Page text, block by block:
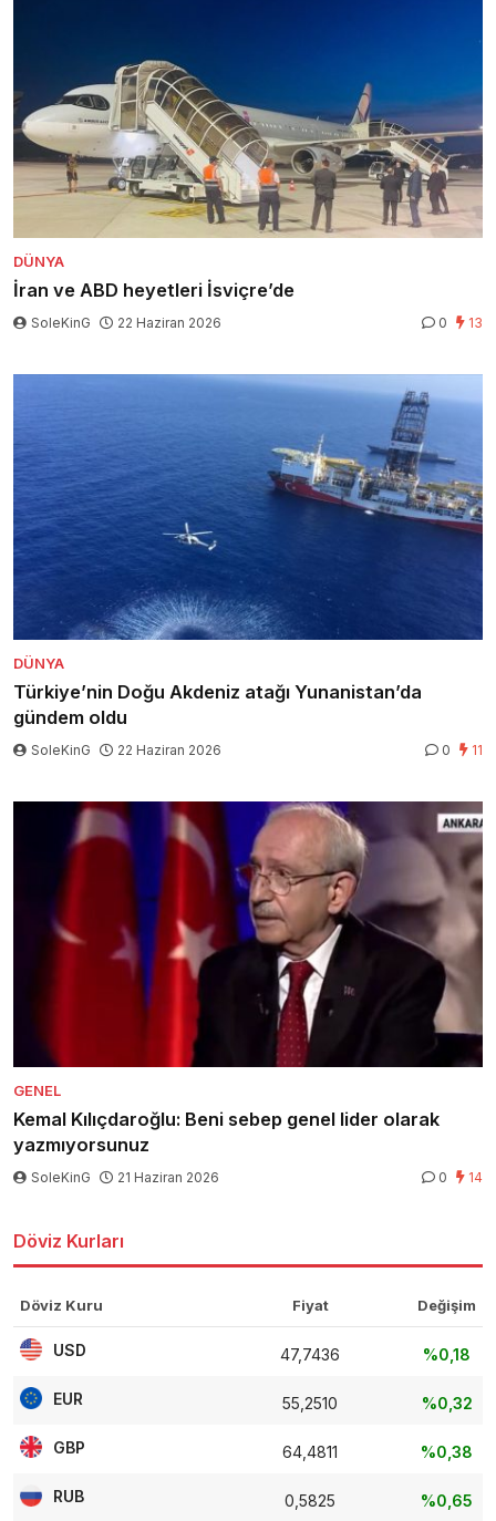
DÜNYA
İran ve ABD heyetleri İsviçre’de
SoleKinG 22 Haziran 2026 0 13
DÜNYA
Türkiye’nin Doğu Akdeniz atağı Yunanistan’da
gündem oldu
SoleKinG 22 Haziran 2026 0 11
GENEL
Kemal Kılıçdaroğlu: Beni sebep genel lider olarak
yazmıyorsunuz
SoleKinG 21 Haziran 2026 0 14
Döviz Kurları
Döviz Kuru Fiyat Değişim
USD 47,7436 %0,18
EUR 55,2510 %0,32
GBP 64,4811 %0,38
RUB 0,5825 %0,65